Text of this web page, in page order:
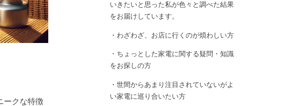
ークな特徴
いきたいと思った私が色々と調べた結果
をお届けしています。
・わざわざ、お店に行くのが煩わしい方
・ちょっとした家電に関する疑問・知識
をお探しの方
・世間からあまり注目されていないがよ
い家電に巡り合いたい方